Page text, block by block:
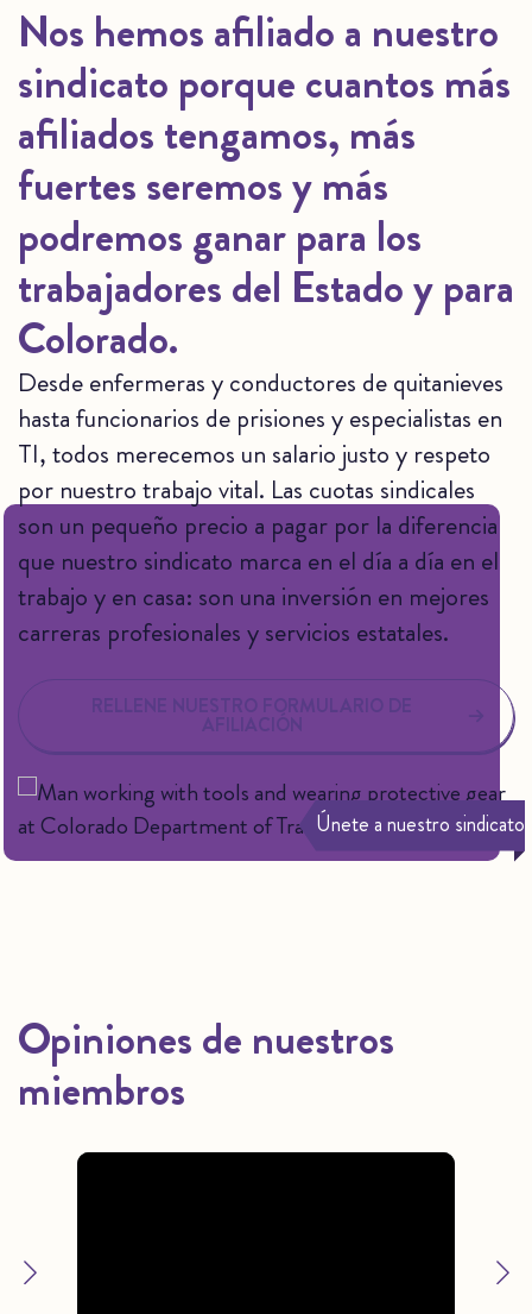
Únete a nuestro sindicato
Nos hemos afiliado a nuestro
sindicato porque cuantos más
afiliados tengamos, más
fuertes seremos y más
podremos ganar para los
trabajadores del Estado y para
Colorado.
Desde enfermeras y conductores de quitanieves
hasta funcionarios de prisiones y especialistas en
TI, todos merecemos un salario justo y respeto
por nuestro trabajo vital. Las cuotas sindicales
son un pequeño precio a pagar por la diferencia
que nuestro sindicato marca en el día a día en el
trabajo y en casa: son una inversión en mejores
carreras profesionales y servicios estatales.
RELLENE NUESTRO FORMULARIO DE
AFILIACIÓN
Opiniones de nuestros
miembros